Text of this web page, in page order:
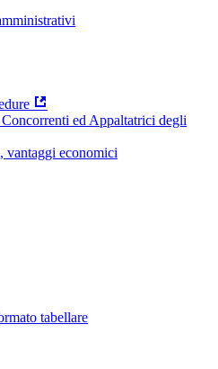
ed Appaltatrici degli
vantaggi economici
tabellare